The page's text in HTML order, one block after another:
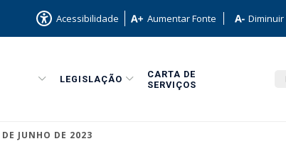
Acessibilidade Aumentar Fonte Diminuir
LEGISLAÇÃO
CARTA DE
SERVIÇOS
JUNHO DE 2023